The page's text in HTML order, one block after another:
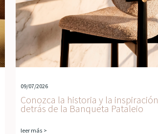
09/07/2026
Conozca la historia y la inspiración
detrás de la Banqueta Pataleio
leer más >